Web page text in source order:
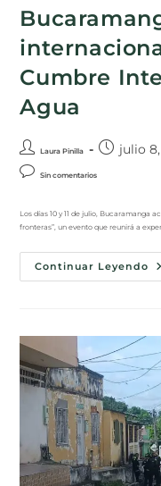
Cumbre
Agua
Laura Pinilla julio
Sin comentarios
Los días 10 y 11 de julio, Bucaramanga
fronteras”, un evento que reunirá a
Continuar Leyendo